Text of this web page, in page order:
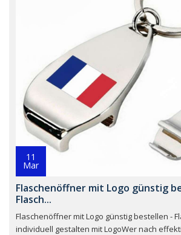
11
Mar
Flaschenöffner mit Logo günstig
Flasch...
Flaschenöffner mit Logo günstig bestellen -
individuell gestalten mit LogoWer nach